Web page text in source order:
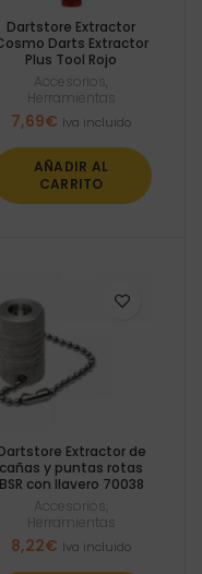
Dartstore Extractor
Darts Extractor
Plus Tool Rojo
Accesorios
Herramientas
7,69€ Iva incluido
AÑADIR AL
CARRITO
Extractor de
cañas y puntas rotas
BSR con llavero 70038
Accesorios
Herramientas
8,22€ Iva incluido